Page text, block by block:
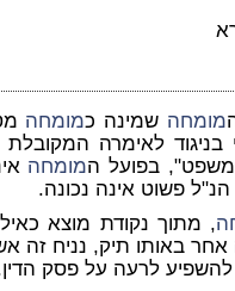
מומחה שמינה כמומחה
לאימרה
בפועל המומחה
פשוט אינה נכונה.
, מתוך נקודת מוצא
אחר באותו תיק, נניח זה
לרעה על פסק